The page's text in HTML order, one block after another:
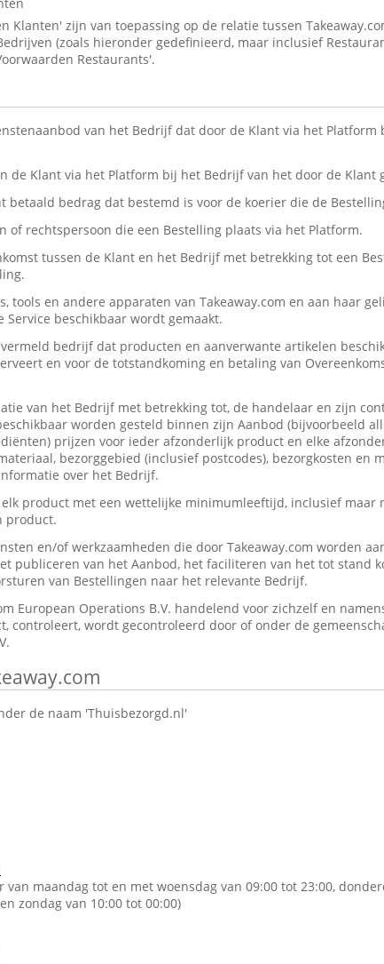
Klanten' zijn van toepassing op de relatie tussen
(zoals hieronder gedefinieerd, maar inclusief
Restaurants'.
van het Bedrijf dat door de Klant via het Platform
de Klant via het Platform bij het Bedrijf van het door de Klant
betaald bedrag dat bestemd is voor de koerier die de
of rechtspersoon die een Bestelling plaats via het Platform.
tussen de Klant en het Bedrijf met betrekking tot een
tools en andere apparaten van Takeaway.com en aan haar
beschikbaar wordt gemaakt.
bedrijf dat producten en aanverwante artikelen
en voor de totstandkoming en betaling van
van het Bedrijf met betrekking tot, de handelaar en zijn
worden gesteld binnen zijn Aanbod (bijvoorbeeld
prijzen voor ieder afzonderlijk product en elke
bezorggebied (inclusief postcodes), bezorgkosten en
over het Bedrijf.
elk product met een wettelijke minimumleeftijd, inclusief maar
product.
en/of werkzaamheden die door Takeaway.com worden
publiceren van het Aanbod, het faciliteren van het tot stand
van Bestellingen naar het relevante Bedrijf.
European Operations B.V. handelend voor zichzelf en
controleert, wordt gecontroleerd door of onder de
de naam 'Thuisbezorgd.nl'
van maandag tot en met woensdag van 09:00 tot 23:00,
zondag van 10:00 tot 00:00)